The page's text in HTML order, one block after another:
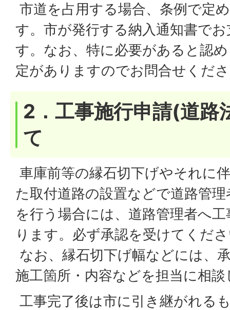
市道を占用する場合、条例で定
す。市が発行する納入通知書で
す。なお、特に必要があると認
定がありますのでお問合せくだ
2．工事施行申請(道
て
車庫前等の縁石切下げやそれに
た取付道路の設置などで道路管
を行う場合には、道路管理者へ
ります。必ず承認を受けてくだ
なお、縁石切下げ幅などには、
施工箇所・内容などを担当に相
工事完了後は市に引き継がれる